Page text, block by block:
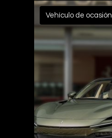
Vehículo de ocasión